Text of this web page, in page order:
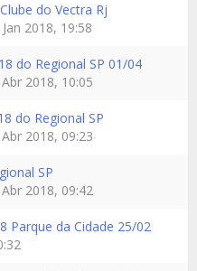
do Vectra Rj
2018, 19:58
do Regional SP 01/04
2018, 10:05
do Regional SP
2018, 09:23
SP
2018, 09:42
Parque da Cidade 25/02